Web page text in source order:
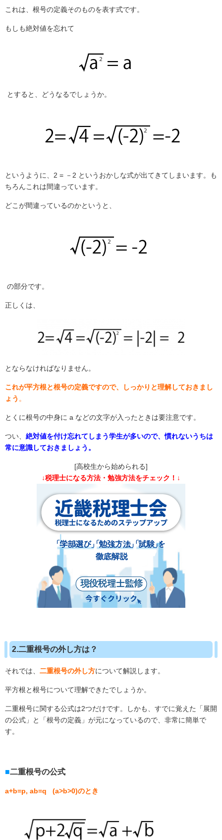
これは、根号の定義そのものを表す式です。
もしも絶対値を忘れて
とすると、どうなるでしょうか。
というように、 2 = － 2 というおかしな式が出てきてしまいます。も
ちろんこれは間違っています。
どこが間違っているのかというと、
の部分です。
正しくは、
とならなければなりません。
これが平方根と根号の定義ですので、しっかりと理解しておきまし
ょう 。
とくに根号の中身に a などの文字が入ったときは要注意です。
つい、 絶対値を付け忘れてしまう学生が多いので、慣れないうちは
常に意識しておきましょう。
[高校生から始められる]
↓税理士になる方法・勉強方法をチェック！↓
2.二重根号の外し方は？
それでは、 二重根号の外し方について解説します。
平方根と根号について理解できたでしょうか。
二重根号に関する公式は2つだけです。しかも、すでに覚えた「展開
の公式」と「根号の定義」が元になっているので、非常に簡単で
す。
二重根号の公式
a+b=p, ab=q (a>b>0)のとき